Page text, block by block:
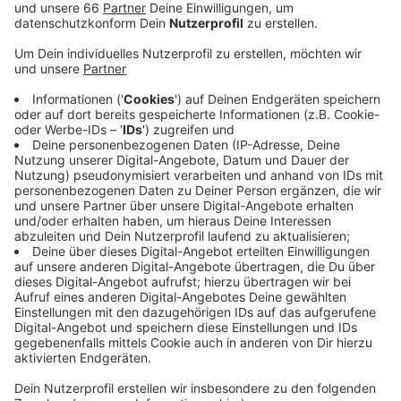
Lyrik und Erzählungen – zu den Themen Natur und
Flora, die Seele, die Liebe, alles, was uns
weiterbringt. In einer guten Stunde tragen die
sechs Autoren abwechslungsreiche Texte vor.
Nach der Lesungkehren die Rhein-Autoren ins
K21-Cafe ein.
Veröffentlicht:Donnerstag, 05.10.2023 12:58
Anzeige
Sonntag 15. Oktober 2023, 14.30 Uhr
Treffpunkt: Eingang des Museums K21 am
historischen Springbrunnen
Eintritt frei.